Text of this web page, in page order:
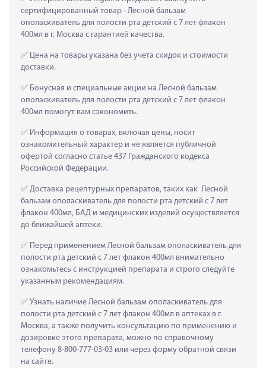
сертифицированный товар - Лесной бальзам
ополаскиватель для полости рта детский с 7 лет флакон
400мл в г. Москва с гарантией качества.
Цена на товары указана без учета скидок и стоимости
доставки.
Бонусная и специальные акции на Лесной бальзам
ополаскиватель для полости рта детский с 7 лет флакон
400мл помогут вам сэкономить.
Информация о товарах, включая цены, носит
ознакомительный характер и не является публичной
офертой согласно статье 437 Гражданского кодекса
Российской Федерации.
Доставка рецептурных препаратов, таких как  Лесной
бальзам ополаскиватель для полости рта детский с 7 лет
флакон 400мл, БАД и медицинских изделий осуществляется
до ближайшей аптеки.
Перед применением Лесной бальзам ополаскиватель для
полости рта детский с 7 лет флакон 400мл внимательно
ознакомьтесь с инструкцией препарата и строго следуйте
указанным рекомендациям.
Узнать наличие Лесной бальзам ополаскиватель для
полости рта детский с 7 лет флакон 400мл в аптеках в г.
Москва, а также получить консультацию по применению и
дозировке этого препарата, можно по справочному
телефону 8-800-777-03-03 или через форму обратной связи
на сайте.